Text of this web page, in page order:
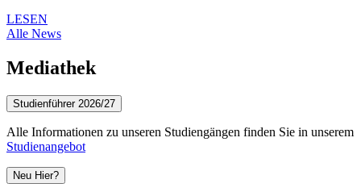
LESEN
Alle News
Mediathek
Studienführer 2026/27
Alle Informationen zu unseren Studiengängen finden Sie in unserem
Studienangebot
Neu Hier?